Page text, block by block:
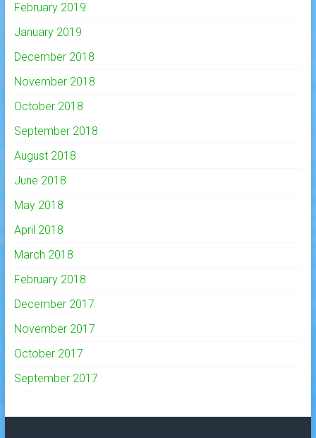
February 2019
January 2019
December 2018
November 2018
October 2018
September 2018
August 2018
June 2018
May 2018
April 2018
March 2018
February 2018
December 2017
November 2017
October 2017
September 2017